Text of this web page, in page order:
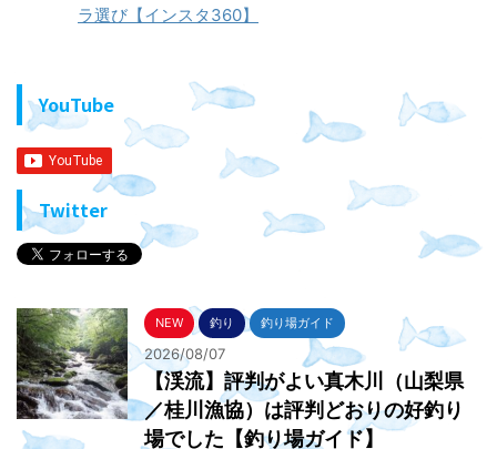
ラ選び【インスタ360】
YouTube
Twitter
NEW 釣り 釣り場ガイド
2026/08/07
【渓流】評判がよい真木川（山梨県
／桂川漁協）は評判どおりの好釣り
場でした【釣り場ガイド】